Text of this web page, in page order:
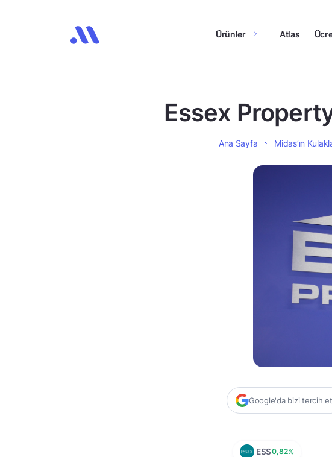
Ürünler Atlas
Essex
Ana Sayfa Midas’ın
Google'da bizi tercih et
ESS0,82%